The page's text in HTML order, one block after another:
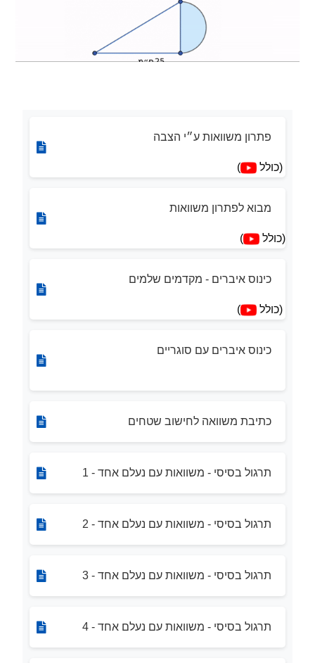
פתרון משוואות ע״י הצבה
(כולל )
מבוא לפתרון משוואות
(כולל )
כינוס איברים - מקדמים שלמים
(כולל )
כינוס איברים עם סוגריים
כתיבת משוואה לחישוב שטחים
תרגול בסיסי - משוואות עם נעלם אחד - 1
תרגול בסיסי - משוואות עם נעלם אחד - 2
תרגול בסיסי - משוואות עם נעלם אחד - 3
תרגול בסיסי - משוואות עם נעלם אחד - 4